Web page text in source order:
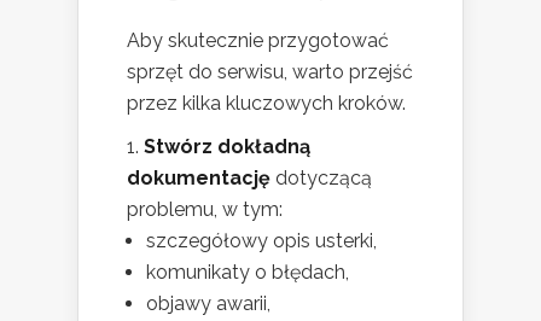
Aby skutecznie przygotować
sprzęt do serwisu, warto przejść
przez kilka kluczowych kroków.
Stwórz dokładną
dokumentację dotyczącą
problemu, w tym:
szczegółowy opis usterki,
komunikaty o błędach,
objawy awarii,